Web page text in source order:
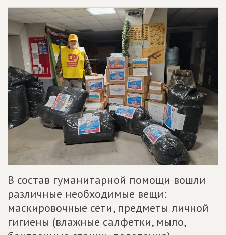
В состав гуманитарной помощи вошли
различные необходимые вещи:
маскировочные сети, предметы личной
гигиены (влажные салфетки, мыло,